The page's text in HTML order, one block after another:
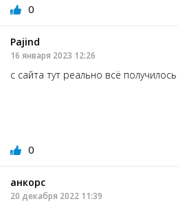
0
Рajind
16 января 2023 12:26
с сайта тут реально всё
0
анкорс
20 декабря 2022 11:39